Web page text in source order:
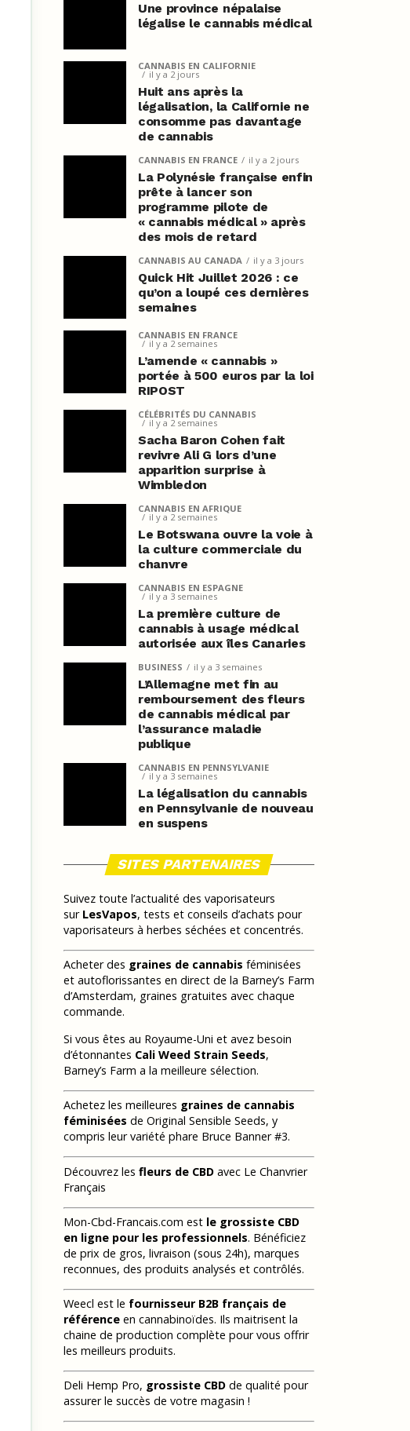
Une province népalaise
légalise le cannabis médical
CANNABIS EN CALIFORNIE
il y a 2 jours
Huit ans après la
légalisation, la Californie ne
consomme pas davantage
de cannabis
CANNABIS EN FRANCE il y a 2 jours
La Polynésie française enfin
prête à lancer son
programme pilote de
« cannabis médical » après
des mois de retard
CANNABIS AU CANADA il y a 3 jours
Quick Hit Juillet 2026 : ce
qu’on a loupé ces dernières
semaines
CANNABIS EN FRANCE
il y a 2 semaines
L’amende « cannabis »
portée à 500 euros par la loi
RIPOST
CÉLÉBRITÉS DU CANNABIS
il y a 2 semaines
Sacha Baron Cohen fait
revivre Ali G lors d’une
apparition surprise à
Wimbledon
CANNABIS EN AFRIQUE
il y a 2 semaines
Le Botswana ouvre la voie à
la culture commerciale du
chanvre
CANNABIS EN ESPAGNE
il y a 3 semaines
La première culture de
cannabis à usage médical
autorisée aux îles Canaries
BUSINESS il y a 3 semaines
L’Allemagne met fin au
remboursement des fleurs
de cannabis médical par
l’assurance maladie
publique
CANNABIS EN PENNSYLVANIE
il y a 3 semaines
La légalisation du cannabis
en Pennsylvanie de nouveau
en suspens
SITES PARTENAIRES
Suivez toute l’actualité des vaporisateurs
sur LesVapos, tests et conseils d’achats pour
vaporisateurs à herbes séchées et concentrés.
Acheter des graines de cannabis féminisées
et autoflorissantes en direct de la Barney’s Farm
d’Amsterdam, graines gratuites avec chaque
commande.
Si vous êtes au Royaume-Uni et avez besoin
d’étonnantes Cali Weed Strain Seeds,
Barney’s Farm a la meilleure sélection.
Achetez les meilleures graines de cannabis
féminisées de Original Sensible Seeds, y
compris leur variété phare Bruce Banner #3.
Découvrez les fleurs de CBD avec Le Chanvrier
Français
Mon-Cbd-Francais.com est le grossiste CBD
en ligne pour les professionnels. Bénéficiez
de prix de gros, livraison (sous 24h), marques
reconnues, des produits analysés et contrôlés.
Weecl est le fournisseur B2B français de
référence en cannabinoïdes. Ils maitrisent la
chaine de production complète pour vous offrir
les meilleurs produits.
Deli Hemp Pro, grossiste CBD de qualité pour
assurer le succès de votre magasin !